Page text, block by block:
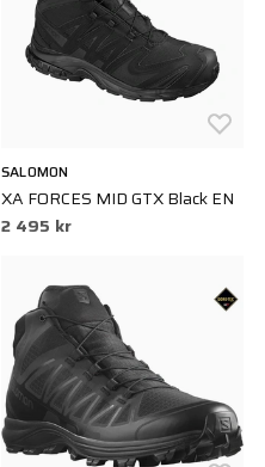
SALOMON
XA FORCES MID GTX Black EN
2 495 kr